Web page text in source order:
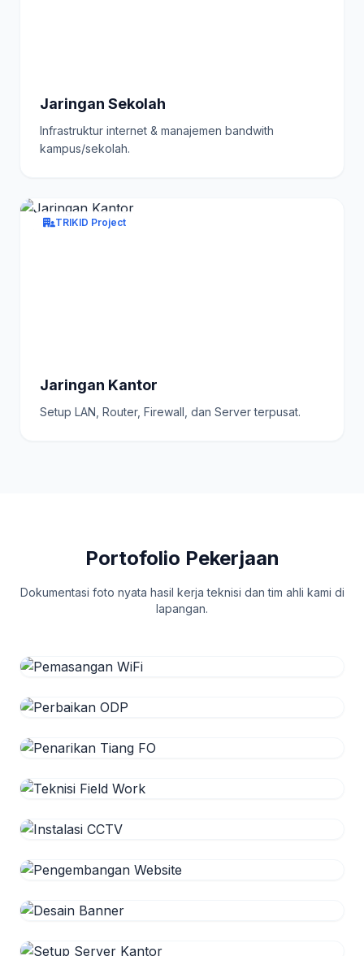
Jaringan Sekolah
Infrastruktur internet & manajemen bandwith
kampus/sekolah.
TRIKID Project
Jaringan Kantor
Setup LAN, Router, Firewall, dan Server terpusat.
Portofolio Pekerjaan
Dokumentasi foto nyata hasil kerja teknisi dan tim ahli kami di
lapangan.